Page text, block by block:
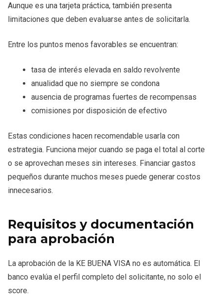
Aunque es una tarjeta práctica, también presenta
limitaciones que deben evaluarse antes de solicitarla.
Entre los puntos menos favorables se encuentran:
tasa de interés elevada en saldo revolvente
anualidad que no siempre se condona
ausencia de programas fuertes de recompensas
comisiones por disposición de efectivo
Estas condiciones hacen recomendable usarla con
estrategia. Funciona mejor cuando se paga el total al corte
o se aprovechan meses sin intereses. Financiar gastos
pequeños durante muchos meses puede generar costos
innecesarios.
Requisitos y documentación
para aprobación
La aprobación de la KE BUENA VISA no es automática. El
banco evalúa el perfil completo del solicitante, no solo el
score.